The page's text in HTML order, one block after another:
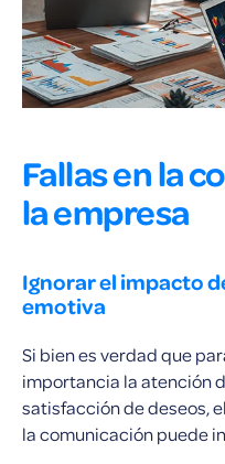
Fallas en la
la empresa
Ignorar el impacto
emotiva
Si bien es verdad que
importancia la atención
satisfacción de deseos,
la comunicación puede